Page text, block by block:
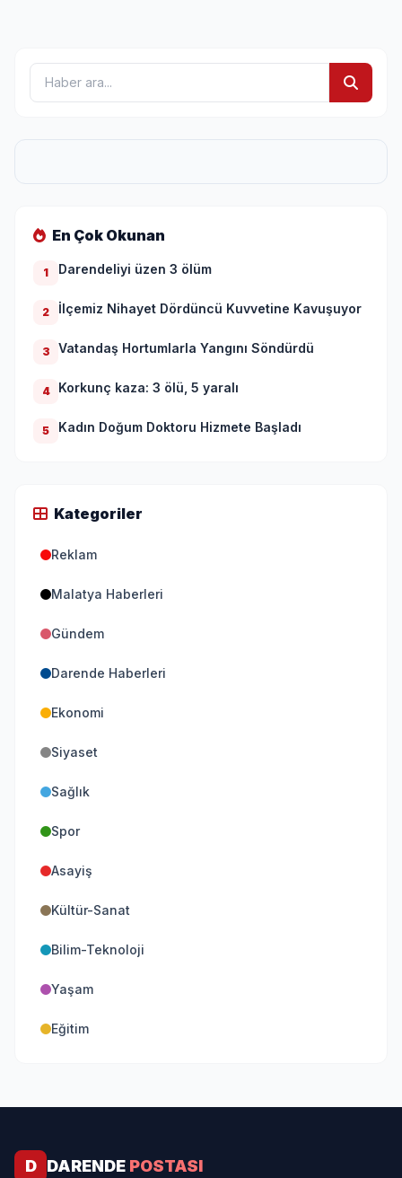
En Çok Okunan
1 Darendeliyi üzen 3 ölüm
2 İlçemiz Nihayet Dördüncü Kuvvetine Kavuşuyor
3 Vatandaş Hortumlarla Yangını Söndürdü
4 Korkunç kaza: 3 ölü, 5 yaralı
5 Kadın Doğum Doktoru Hizmete Başladı
Kategoriler
Reklam
Malatya Haberleri
Gündem
Darende Haberleri
Ekonomi
Siyaset
Sağlık
Spor
Asayiş
Kültür-Sanat
Bilim-Teknoloji
Yaşam
Eğitim
D DARENDE POSTASI